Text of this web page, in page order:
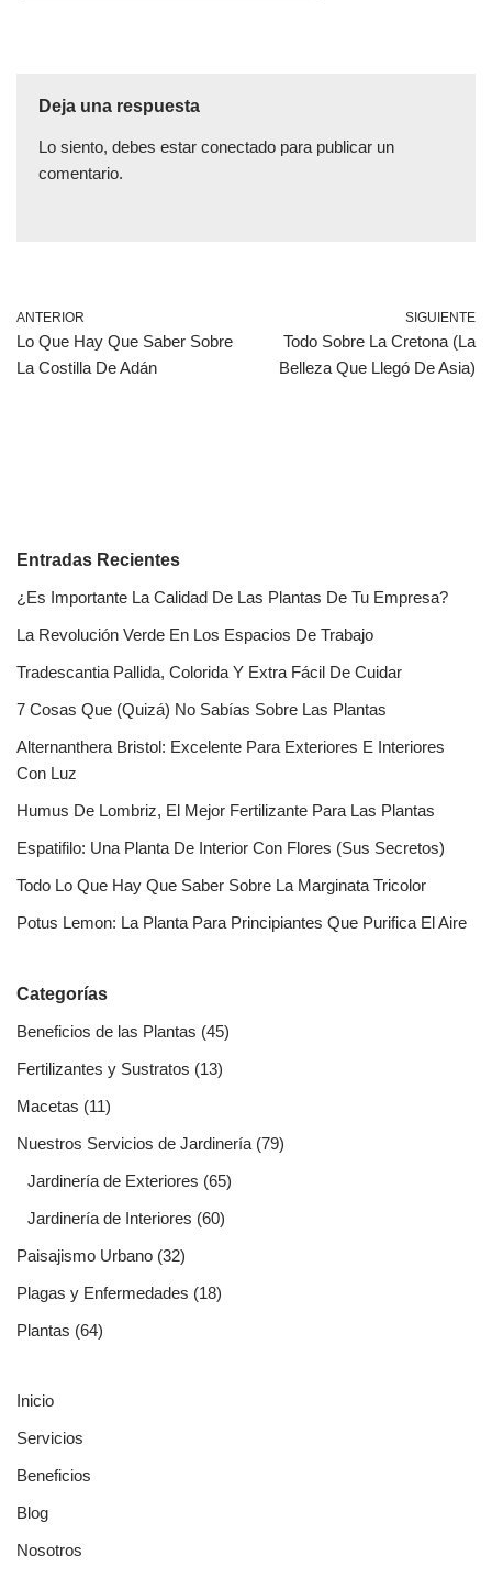
Deja una respuesta
Lo siento, debes estar conectado para publicar un
comentario.
ANTERIOR
Lo Que Hay Que Saber Sobre
La Costilla De Adán
SIGUIENTE
Todo Sobre La Cretona (La
Belleza Que Llegó De Asia)
Entradas Recientes
¿Es Importante La Calidad De Las Plantas De Tu Empresa?
La Revolución Verde En Los Espacios De Trabajo
Tradescantia Pallida, Colorida Y Extra Fácil De Cuidar
7 Cosas Que (Quizá) No Sabías Sobre Las Plantas
Alternanthera Bristol: Excelente Para Exteriores E Interiores
Con Luz
Humus De Lombriz, El Mejor Fertilizante Para Las Plantas
Espatifilo: Una Planta De Interior Con Flores (Sus Secretos)
Todo Lo Que Hay Que Saber Sobre La Marginata Tricolor
Potus Lemon: La Planta Para Principiantes Que Purifica El Aire
Categorías
Beneficios de las Plantas (45)
Fertilizantes y Sustratos (13)
Macetas (11)
Nuestros Servicios de Jardinería (79)
Jardinería de Exteriores (65)
Jardinería de Interiores (60)
Paisajismo Urbano (32)
Plagas y Enfermedades (18)
Plantas (64)
Inicio
Servicios
Beneficios
Blog
Nosotros